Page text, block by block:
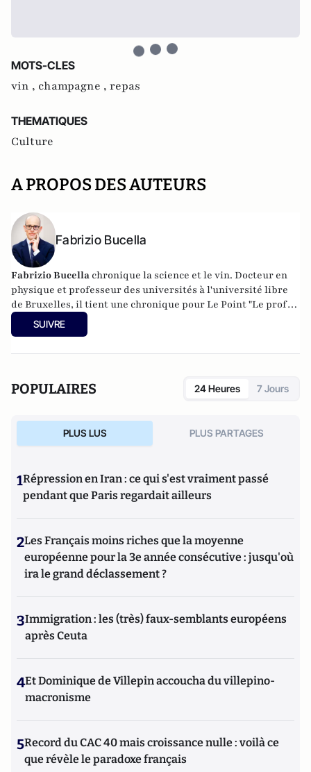
MOTS-CLES
vin , champagne , repas
THEMATIQUES
Culture
A PROPOS DES AUTEURS
Fabrizio Bucella
Fabrizio Bucella chronique la science et le vin. Docteur en
physique et professeur des universités à l'université libre
de Bruxelles, il tient une chronique pour Le Point "Le prof
en liberté". Chaque semaine, on le retrouve dans le poste de
radio et télévision belge de service public (RTBF). Sur les
SUIVRE
POPULAIRES 24 Heures 7 Jours
PLUS LUS PLUS PARTAGES
1Répression en Iran : ce qui s'est vraiment passé
pendant que Paris regardait ailleurs
2Les Français moins riches que la moyenne
européenne pour la 3e année consécutive : jusqu'où
ira le grand déclassement ?
3Immigration : les (très) faux-semblants européens
après Ceuta
4Et Dominique de Villepin accoucha du villepino-
macronisme
5Record du CAC 40 mais croissance nulle : voilà ce
que révèle le paradoxe français